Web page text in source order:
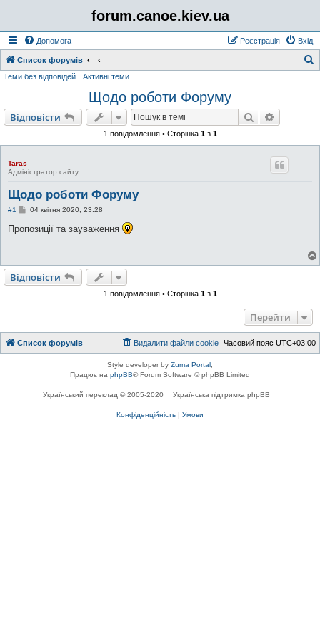
forum.canoe.kiev.ua
Допомога Вхід
Реєстрація
Список форумів
Теми без відповідей Активні теми
Щодо роботи Форуму
Відповісти Пошук
1 повідомлення • Сторінка 1з 1
Taras
Адміністратор сайту
Щодо роботи Форуму
#1
П
в
і
л
е
н
04 квітня 2020, 23:28
Пропозиції та зауваження
Відповісти
1 повідомлення • Сторінка 1з 1
Перейти
Список форумів Часовий пояс UTC+03:00
Видалити файли cookie
Style developer by Zuma Portal
Працює на phpBB® Forum Software © phpBB Limited
Український переклад © 2005-2020 Українська підтримка phpBB
Конфіденційність | Умови